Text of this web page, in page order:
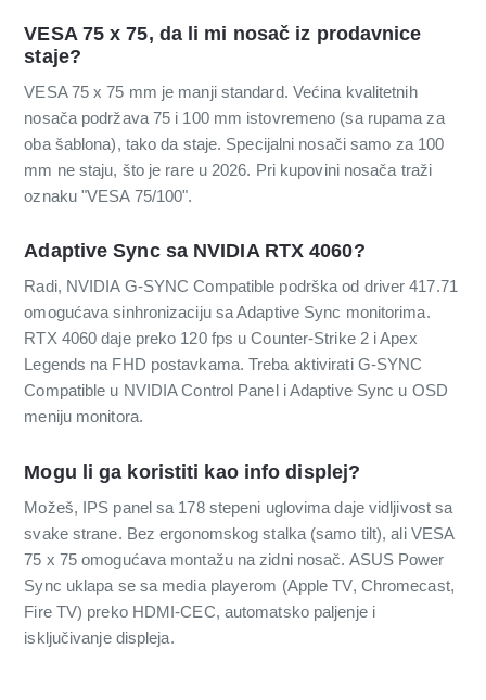
VESA 75 x 75, da li mi nosač iz prodavnice
staje?
VESA 75 x 75 mm je manji standard. Većina kvalitetnih
nosača podržava 75 i 100 mm istovremeno (sa rupama za
oba šablona), tako da staje. Specijalni nosači samo za 100
mm ne staju, što je rare u 2026. Pri kupovini nosača traži
oznaku "VESA 75/100".
Adaptive Sync sa NVIDIA RTX 4060?
Radi, NVIDIA G-SYNC Compatible podrška od driver 417.71
omogućava sinhronizaciju sa Adaptive Sync monitorima.
RTX 4060 daje preko 120 fps u Counter-Strike 2 i Apex
Legends na FHD postavkama. Treba aktivirati G-SYNC
Compatible u NVIDIA Control Panel i Adaptive Sync u OSD
meniju monitora.
Mogu li ga koristiti kao info displej?
Možeš, IPS panel sa 178 stepeni uglovima daje vidljivost sa
svake strane. Bez ergonomskog stalka (samo tilt), ali VESA
75 x 75 omogućava montažu na zidni nosač. ASUS Power
Sync uklapa se sa media playerom (Apple TV, Chromecast,
Fire TV) preko HDMI-CEC, automatsko paljenje i
isključivanje displeja.